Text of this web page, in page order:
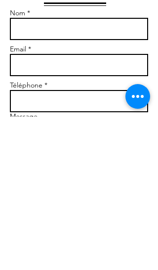
Nom *
Email *
Téléphone *
Message